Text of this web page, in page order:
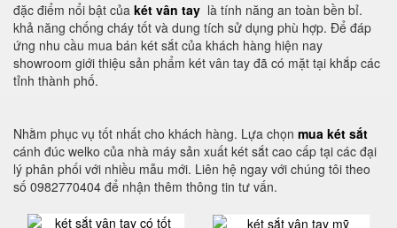
đặc điểm nổi bật của két vân tay là tính năng an toàn bền bỉ.
khả năng chống cháy tốt và dung tích sử dụng phù hợp. Để đáp
ứng nhu cầu mua bán két sắt của khách hàng hiện nay
showroom giới thiệu sản phẩm két vân tay đã có mặt tại khắp các
tỉnh thành phố.
Nhằm phục vụ tốt nhất cho khách hàng. Lựa chọn mua két sắt
cánh đúc welko của nhà máy sản xuất két sắt cao cấp tại các đại
lý phân phối với nhiều mẫu mới. Liên hệ ngay với chúng tôi theo
số 0982770404 để nhận thêm thông tin tư vấn.